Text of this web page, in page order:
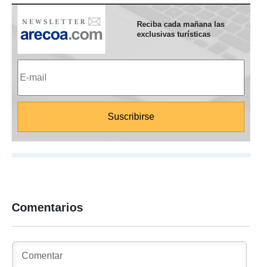
Reciba cada mañana las
exclusivas turísticas
Comentarios